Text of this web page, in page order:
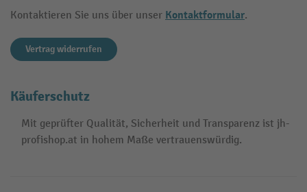
Kontaktieren Sie uns über unser Kontaktformular.
Vertrag widerrufen
Käuferschutz
Mit geprüfter Qualität, Sicherheit und Transparenz ist jh-
profishop.at in hohem Maße vertrauenswürdig.